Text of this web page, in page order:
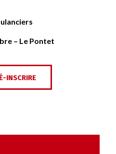
– Le Pontet
INSCRIRE